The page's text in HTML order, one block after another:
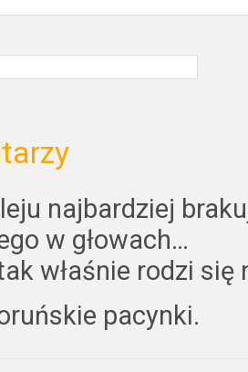
najbardziej
w głowach…
właśnie rodzi
pacynki.